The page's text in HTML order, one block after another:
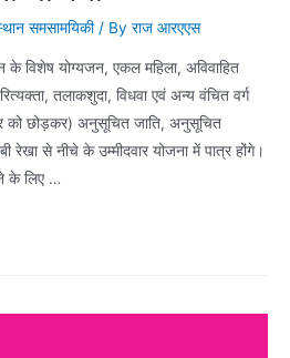
समसामयिकी/ By राज आरएएस
विशेष योग्यजन, एकल महिला, अविवाहित
तलाकशुदा, विधवा एवं अन्य वंचित वर्ग
को छोड़कर) अनुसूचित जाति, अनुसूचित
रेखा से नीचे के उम्मीदवार योजना में पात्र होंगे।
के लिए …